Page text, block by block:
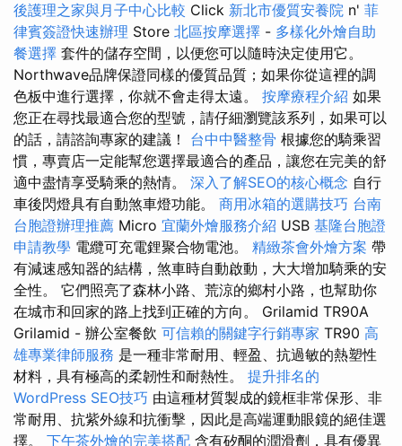
後護理之家與月子中心比較 Click 新北市優質安養院 n' 菲
律賓簽證快速辦理 Store 北區按摩選擇 - 多樣化外燴自助
餐選擇 套件的儲存空間，以便您可以隨時決定使用它。
Northwave品牌保證同樣的優質品質；如果你從這裡的調
色板中進行選擇，你就不會走得太遠。 按摩療程介紹 如果
您正在尋找最適合您的型號，請仔細瀏覽該系列，如果可以
的話，請諮詢專家的建議！ 台中中醫整骨 根據您的騎乘習
慣，專賣店一定能幫您選擇最適合的產品，讓您在完美的舒
適中盡情享受騎乘的熱情。 深入了解SEO的核心概念 自行
車後閃燈具有自動煞車燈功能。 商用冰箱的選購技巧 台南
台胞證辦理推薦 Micro 宜蘭外燴服務介紹 USB 基隆台胞證
申請教學 電纜可充電鋰聚合物電池。 精緻茶會外燴方案 帶
有減速感知器的結構，煞車時自動啟動，大大增加騎乘的安
全性。 它們照亮了森林小路、荒涼的鄉村小路，也幫助你
在城市和回家的路上找到正確的方向。 Grilamid TR90A
Grilamid - 辦公室餐飲 可信賴的關鍵字行銷專家 TR90 高
雄專業律師服務 是一種非常耐用、輕盈、抗過敏的熱塑性
材料，具有極高的柔韌性和耐熱性。 提升排名的
WordPress SEO技巧 由這種材質製成的鏡框非常保形、非
常耐用、抗紫外線和抗衝擊，因此是高端運動眼鏡的絕佳選
擇。 下午茶外燴的完美搭配 含有矽酮的潤滑劑，具有優異